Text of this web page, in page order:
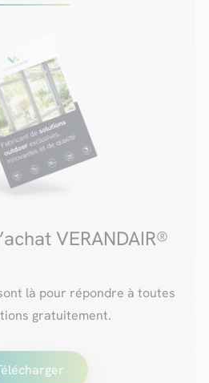
VERANDAIR®
là pour répondre à toutes
gratuitement.